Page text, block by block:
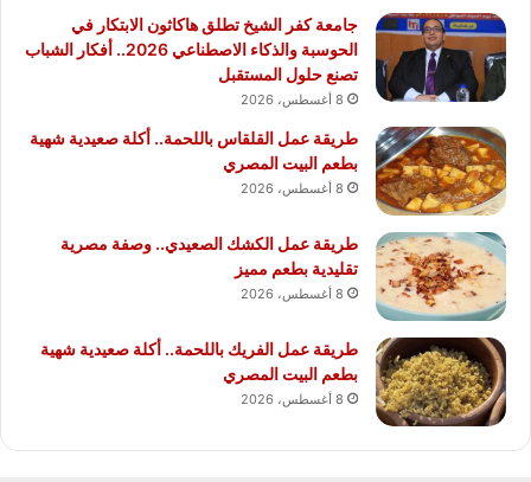
جامعة كفر الشيخ تطلق هاكاثون الابتكار في
الحوسبة والذكاء الاصطناعي 2026.. أفكار الشباب
تصنع حلول المستقبل
8 أغسطس، 2026
طريقة عمل القلقاس باللحمة.. أكلة صعيدية شهية
بطعم البيت المصري
8 أغسطس، 2026
طريقة عمل الكشك الصعيدي.. وصفة مصرية
تقليدية بطعم مميز
8 أغسطس، 2026
طريقة عمل الفريك باللحمة.. أكلة صعيدية شهية
بطعم البيت المصري
8 أغسطس، 2026